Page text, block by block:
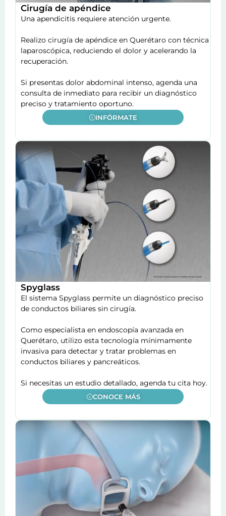
Cirugía de apéndice
Una apendicitis requiere atención urgente.
Realizo cirugía de apéndice en Querétaro con técnica
laparoscópica, reduciendo el dolor y acelerando la
recuperación.
Si presentas dolor abdominal intenso, agenda una
consulta de inmediato para recibir un diagnóstico
preciso y tratamiento oportuno.
INFÓRMATE
Spyglass
El sistema Spyglass permite un diagnóstico preciso
de conductos biliares sin cirugía.
Como especialista en endoscopía avanzada en
Querétaro, utilizo esta tecnología mínimamente
invasiva para detectar y tratar problemas en
conductos biliares y pancreáticos.
Si necesitas un estudio detallado, agenda tu cita hoy.
CONOCE MÁS